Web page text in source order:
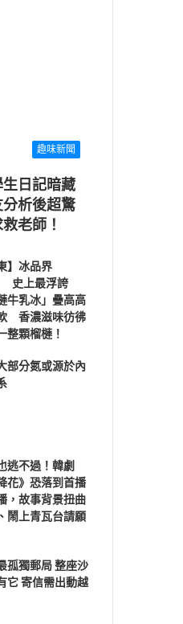
趣味新聞
日記暗藏
分析後超驚
老師！
】冰品界
史上最浮誇
牛乳冰」疊高高
香濃滋味彷彿
整顆榴槤！
部分氮或源於內
逃不過！韓劇
花》恐落到首播
，故事背景扭曲
鬧上青瓦台請願
孤獨郵局 整座沙
它 寄信需出動越